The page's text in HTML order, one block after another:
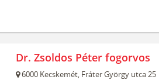
Dr. Zsoldos Péter fogorvos
6000 Kecskemét, Fráter György utca 25